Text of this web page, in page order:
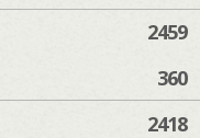
2459
360
2418